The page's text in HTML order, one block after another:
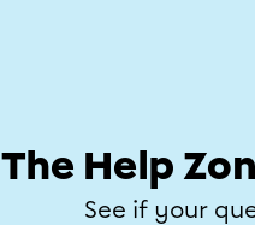
The Help
See if your